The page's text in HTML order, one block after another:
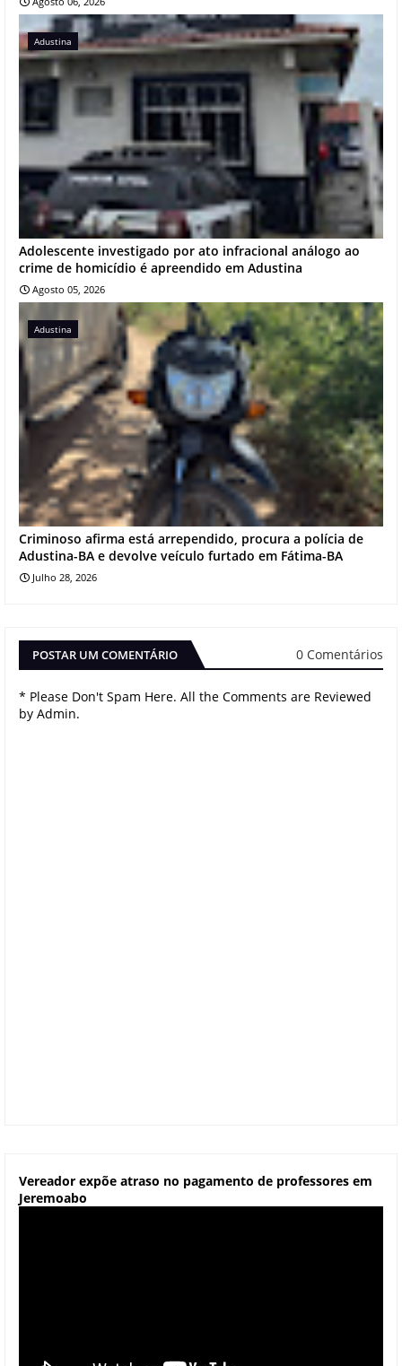
Adustina
Adolescente investigado por ato infracional análogo ao
crime de homicídio é apreendido em Adustina
Agosto 05, 2026
Adustina
Criminoso afirma está arrependido, procura a polícia de
Adustina-BA e devolve veículo furtado em Fátima-BA
Julho 28, 2026
POSTAR UM COMENTÁRIO 0 Comentários
* Please Don't Spam Here. All the Comments are Reviewed
by Admin.
Vereador expõe atraso no pagamento de professores em
Jeremoabo